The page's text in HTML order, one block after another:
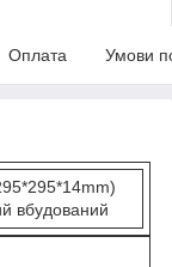
Оплата Умови
вбудований